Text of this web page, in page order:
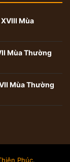
Mùa
Mùa Thường
Mùa Thường
Phúc.